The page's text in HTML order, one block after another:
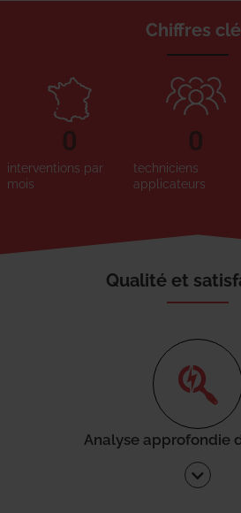
Chiffres
interventions par
mois
0
techniciens
applicateurs
0
Qualité et
Analyse approfondie